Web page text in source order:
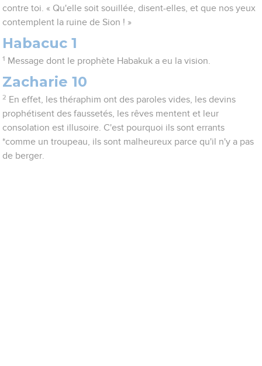
contre toi. « Qu'elle soit souillée, disent-elles, et que nos yeux
contemplent la ruine de Sion ! »
Habacuc 1
1 Message dont le prophète Habakuk a eu la vision.
Zacharie 10
2 En effet, les théraphim ont des paroles vides, les devins
prophétisent des faussetés, les rêves mentent et leur
consolation est illusoire. C'est pourquoi ils sont errants
*comme un troupeau, ils sont malheureux parce qu'il n'y a pas
de berger.